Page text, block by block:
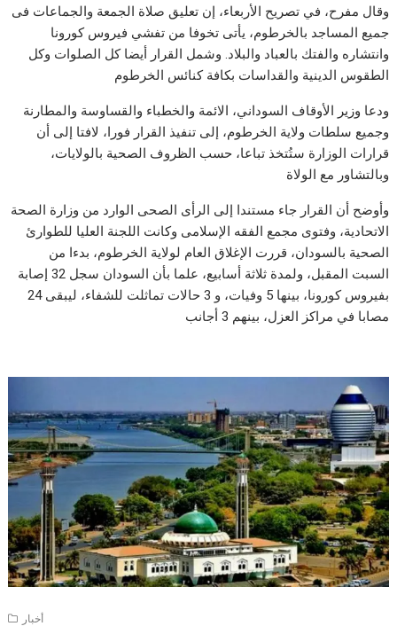
وقال مفرح، في تصريح الأربعاء، إن تعليق صلاة الجمعة والجماعات فى
جميع المساجد بالخرطوم، يأتى تخوفا من تفشي فيروس كورونا
وانتشاره والفتك بالعباد والبلاد. وشمل القرار أيضا كل الصلوات وكل
الطقوس الدينية والقداسات بكافة كنائس الخرطوم
ودعا وزير الأوقاف السوداني، الائمة والخطباء والقساوسة والمطارنة
وجميع سلطات ولاية الخرطوم، إلى تنفيذ القرار فورا، لافتا إلى أن
قرارات الوزارة ستُتخذ تباعا، حسب الظروف الصحية بالولايات،
وبالتشاور مع الولاة
وأوضح أن القرار جاء مستندا إلى الرأى الصحى الوارد من وزارة الصحة
الاتحادية، وفتوى مجمع الفقه الإسلامى وكانت اللجنة العليا للطوارئ
الصحية بالسودان، قررت الإغلاق العام لولاية الخرطوم، بدءا من
السبت المقبل، ولمدة ثلاثة أسابيع، علما بأن السودان سجل 32 إصابة
بفيروس كورونا، بينها 5 وفيات، و 3 حالات تماثلت للشفاء، ليبقى 24
مصابا في مراكز العزل، بينهم 3 أجانب
أخبار